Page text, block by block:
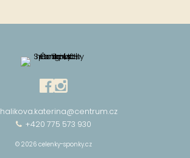
halikova.katerina@centrum.cz
+420 775 573 930
© 2026 celenky-sponky.cz